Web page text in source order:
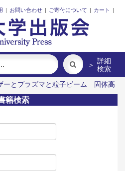
| お問い合わせ | ご寄付について | カート |
＞ 詳細
検索
ーとプラズマと粒子ビーム
固体高
貯蔵材料の知的設計
明治・大
ク意思決定論
近代日本における
籍検索